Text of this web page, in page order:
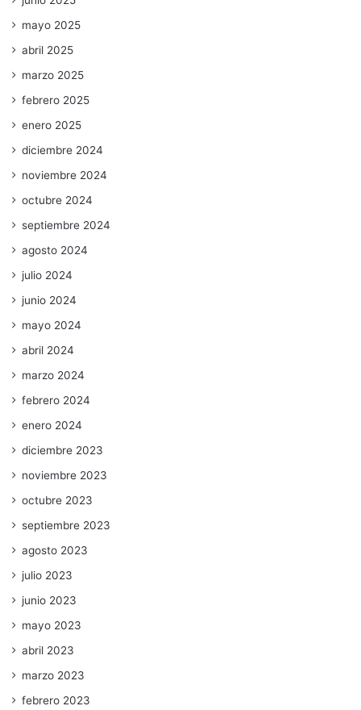
mayo 2025
abril 2025
marzo 2025
febrero 2025
enero 2025
diciembre 2024
noviembre 2024
octubre 2024
septiembre 2024
agosto 2024
julio 2024
junio 2024
mayo 2024
abril 2024
marzo 2024
febrero 2024
enero 2024
diciembre 2023
noviembre 2023
octubre 2023
septiembre 2023
agosto 2023
julio 2023
junio 2023
mayo 2023
abril 2023
marzo 2023
febrero 2023